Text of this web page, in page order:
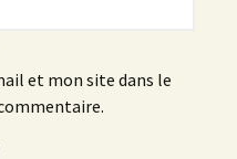
et mon site dans le